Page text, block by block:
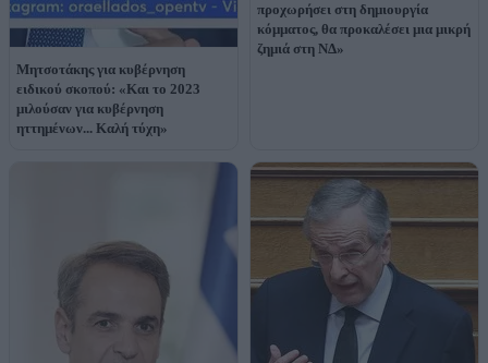
Μητσοτάκης για κυβέρνηση
ειδικού σκοπού: «Και το 2023
μιλούσαν για κυβέρνηση
ηττημένων... Καλή τύχη»
προχωρήσει στη δημιουργία
κόμματος, θα προκαλέσει μια μικρή
ζημιά στη ΝΔ»